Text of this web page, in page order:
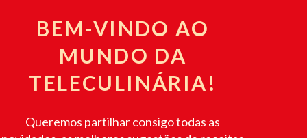
BEM-VINDO AO
MUNDO DA
TELECULINÁRIA!
Queremos partilhar consigo todas as